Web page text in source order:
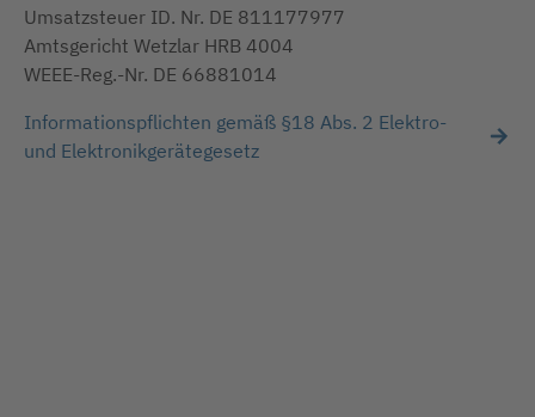
Umsatzsteuer ID. Nr. DE 811177977
Amtsgericht Wetzlar HRB 4004
WEEE-Reg.-Nr. DE 66881014
Informationspflichten gemäß §18 Abs. 2 Elektro-
und Elektronikgerätegesetz